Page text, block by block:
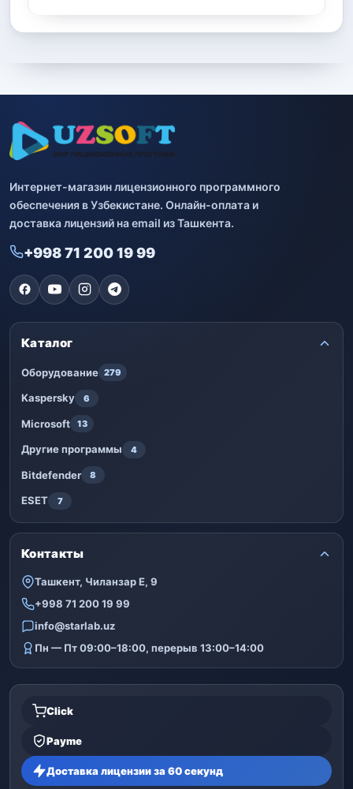
Интернет-магазин лицензионного программного
обеспечения в Узбекистане. Онлайн-оплата и
доставка лицензий на email из Ташкента.
+998 71 200 19 99
Каталог
Оборудование 279
Kaspersky 6
Microsoft 13
Другие программы 4
Bitdefender 8
ESET 7
Контакты
Ташкент, Чиланзар Е, 9
+998 71 200 19 99
info@starlab.uz
Пн — Пт 09:00–18:00, перерыв 13:00–14:00
Click
Payme
Доставка лицензии за 60 секунд